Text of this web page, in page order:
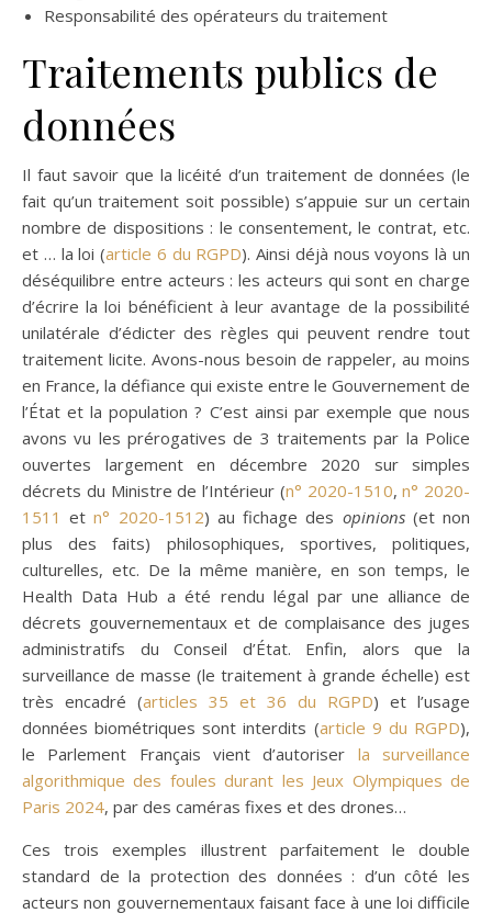
Responsabilité des opérateurs du traitement
Traitements publics de
données
Il faut savoir que la licéité d’un traitement de données (le
fait qu’un traitement soit possible) s’appuie sur un certain
nombre de dispositions : le consentement, le contrat, etc.
et … la loi (article 6 du RGPD). Ainsi déjà nous voyons là un
déséquilibre entre acteurs : les acteurs qui sont en charge
d’écrire la loi bénéficient à leur avantage de la possibilité
unilatérale d’édicter des règles qui peuvent rendre tout
traitement licite. Avons-nous besoin de rappeler, au moins
en France, la défiance qui existe entre le Gouvernement de
l’État et la population ? C’est ainsi par exemple que nous
avons vu les prérogatives de 3 traitements par la Police
ouvertes largement en décembre 2020 sur simples
décrets du Ministre de l’Intérieur (n° 2020-1510,n° 2020-
1511 etn° 2020-1512) au fichage des opinions(et non
plus des faits) philosophiques, sportives, politiques,
culturelles, etc. De la même manière, en son temps, le
Health Data Hub a été rendu légal par une alliance de
décrets gouvernementaux et de complaisance des juges
administratifs du Conseil d’État. Enfin, alors que la
surveillance de masse (le traitement à grande échelle) est
très encadré (articles 35 et 36 du RGPD) et l’usage
données biométriques sont interdits (article 9 du RGPD),
le Parlement Français vient d’autoriser la surveillance
algorithmique des foules durant les Jeux Olympiques de
Paris 2024, par des caméras fixes et des drones…
Ces trois exemples illustrent parfaitement le double
standard de la protection des données : d’un côté les
acteurs non gouvernementaux faisant face à une loi difficile